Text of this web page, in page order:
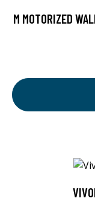
M MOTORIZED